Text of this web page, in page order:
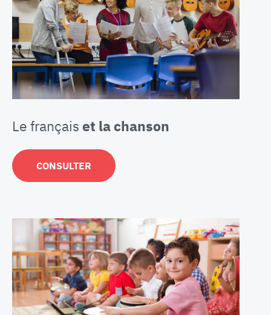
Le français et la chanson
CONSULTER